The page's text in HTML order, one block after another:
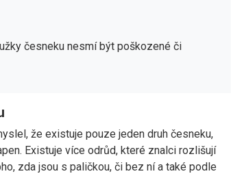
česneku nesmí být poškozené či
že existuje pouze jeden druh česneku,
Existuje více odrůd, které znalci rozlišují
zda jsou s paličkou, či bez ní a také podle